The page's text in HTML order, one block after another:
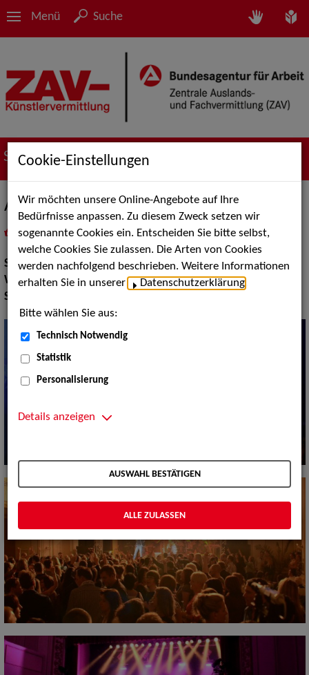
Menü Suche
Suche nach Künstler*innen
Anthony-Roland-Kaiser-Double
als PDF speichern
inMeine Merklistelegen
Show:Show Acts
Walk Acts Animation:Doppelgänger
Show Acts:
Cookie-Einstellungen
Wir möchten unsere Online-Angebote auf Ihre
Bedürfnisse anpassen. Zu diesem Zweck setzen wir
sogenannte Cookies ein. Entscheiden Sie bitte selbst,
welche Cookies Sie zulassen. Die Arten von Cookies
werden nachfolgend beschrieben. Weitere Informationen
erhalten Sie in unserer
Datenschutzerklärung
Bitte wählen Sie aus:
Technisch Notwendig
Statistik
Personalisierung
Details anzeigen
AUSWAHL BESTÄTIGEN
ALLE ZULASSEN